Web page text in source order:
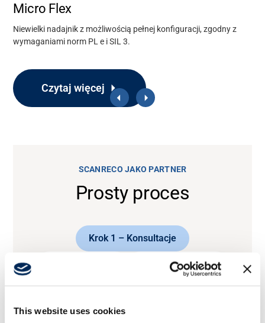
This website uses cookies
Micro Flex
Niewielki nadajnik z możliwością pełnej konfiguracji, zgodny z
wymaganiami norm PL e i SIL 3.
Czytaj więcej
SCANRECO JAKO PARTNER
Prosty proces
Krok 1 – Konsultacje
Krok 3 – Dostawa